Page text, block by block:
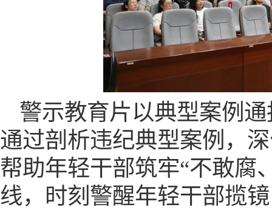
警示教育片以典型案例
通过剖析违纪典型案例，
帮助年轻干部筑牢“不敢腐
线，时刻警醒年轻干部揽